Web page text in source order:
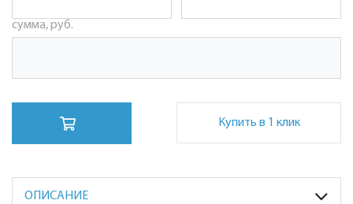
сумма, руб.
Купить в 1 клик
ОПИСАНИЕ